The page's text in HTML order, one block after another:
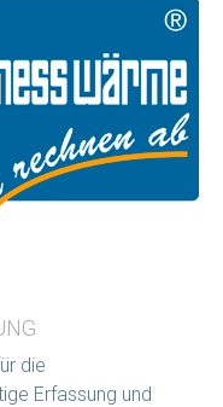
die
Erfassung und